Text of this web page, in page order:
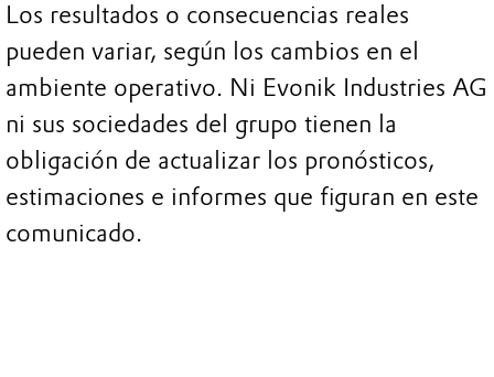
Los resultados o consecuencias reales
pueden variar, según los cambios en el
ambiente operativo. Ni Evonik Industries AG
ni sus sociedades del grupo tienen la
obligación de actualizar los pronósticos,
estimaciones e informes que figuran en este
comunicado.